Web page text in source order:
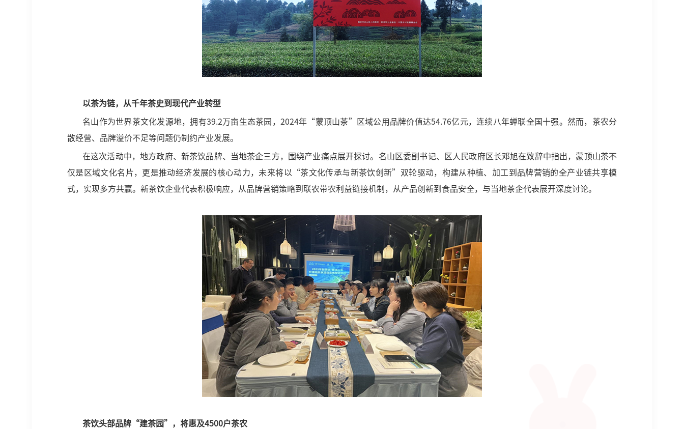
以茶为链，从千年茶史到现代产业转型
名山作为世界茶文化发源地，拥有39.2万亩生态茶园，2024年“蒙顶山茶”区域公用品牌价值达54.76亿元，连续八年蝉联全国十强。然而，茶农分
散经营、品牌溢价不足等问题仍制约产业发展。
在这次活动中，地方政府、新茶饮品牌、当地茶企三方，围绕产业痛点展开探讨。名山区委副书记、区人民政府区长邓旭在致辞中指出，蒙顶山茶不
仅是区域文化名片，更是推动经济发展的核心动力，未来将以“茶文化传承与新茶饮创新”双轮驱动，构建从种植、加工到品牌营销的全产业链共享模
式，实现多方共赢。新茶饮企业代表积极响应，从品牌营销策略到联农带农利益链接机制，从产品创新到食品安全，与当地茶企代表展开深度讨论。
茶饮头部品牌“建茶园”，将惠及4500户茶农